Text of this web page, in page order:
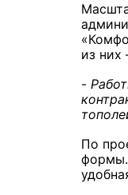
из них
-
По
формы.